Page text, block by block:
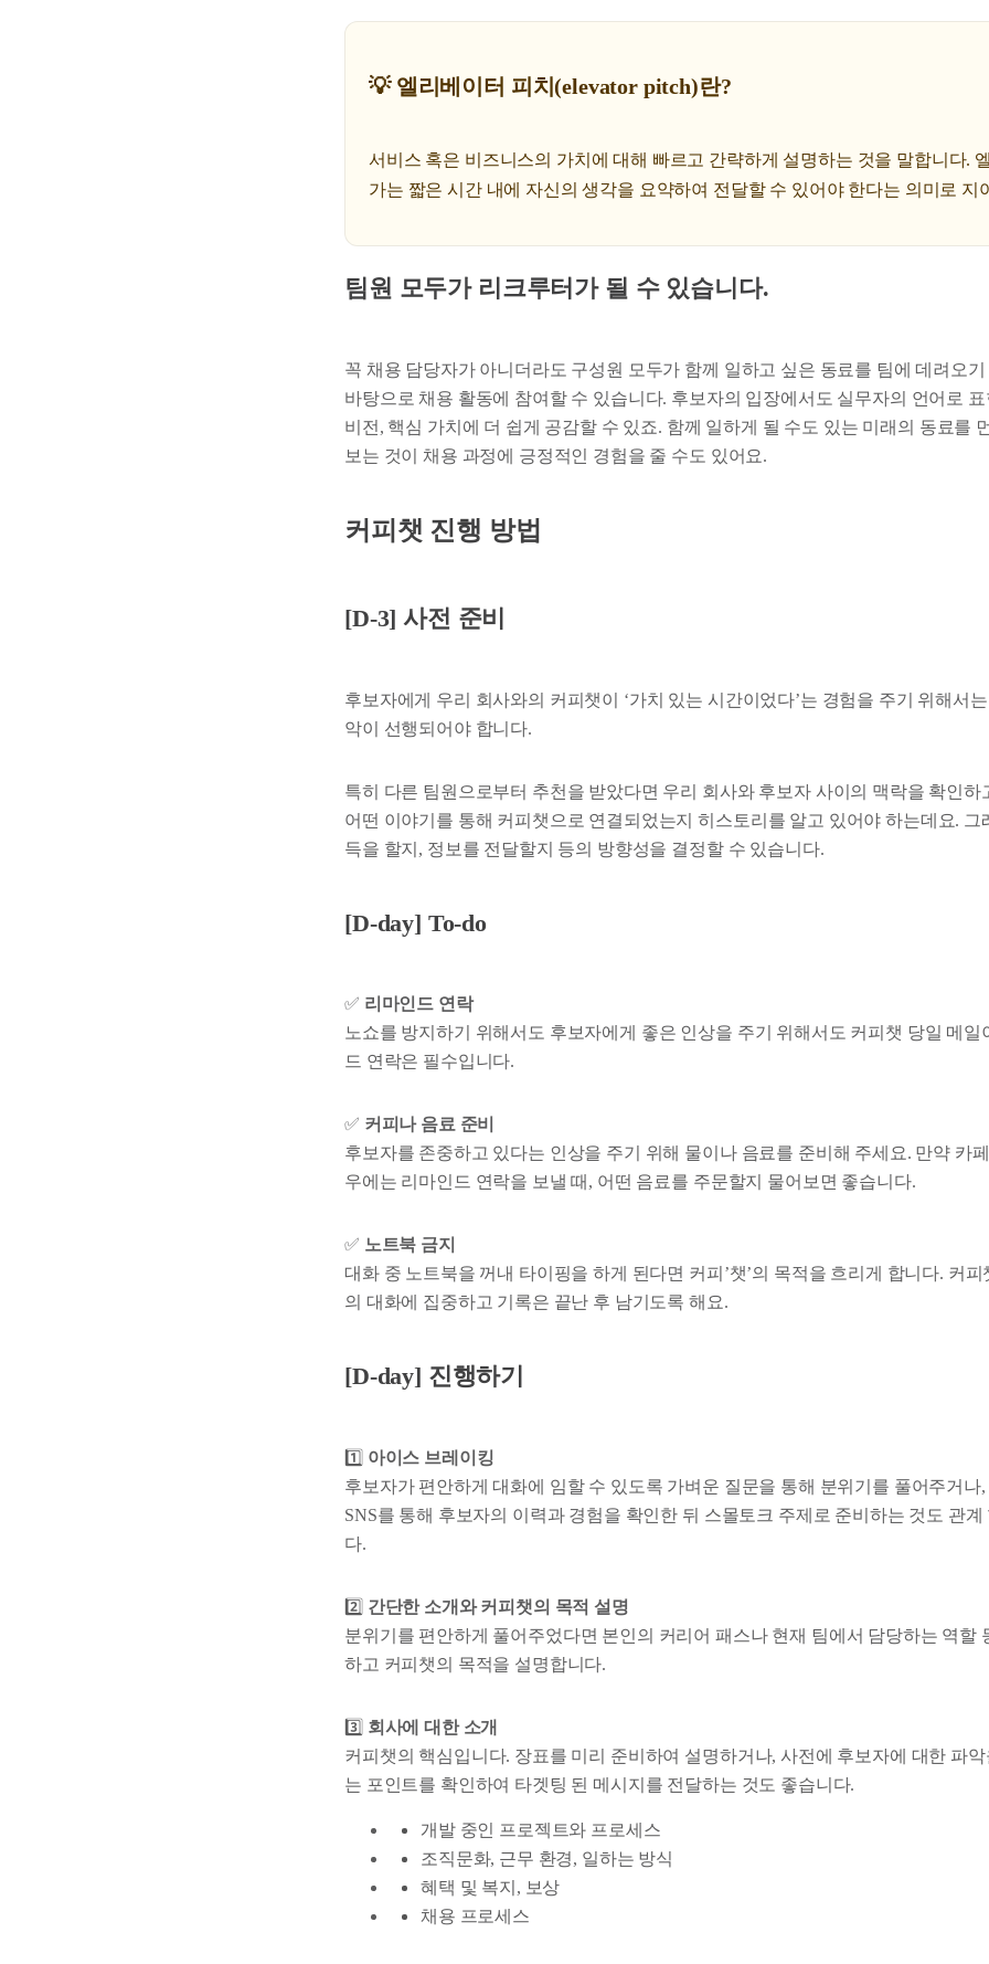
💡 엘리베이터 피치(elevator pitch)란?
서비스 혹은 비즈니스의 가치에 대해 빠르고 간략하게 설명하는 것을 말합니다.
가는 짧은 시간 내에 자신의 생각을 요약하여 전달할 수 있어야 한다는 의미로 지
팀원 모두가 리크루터가 될 수 있습니다.
꼭 채용 담당자가 아니더라도 구성원 모두가 함께 일하고 싶은 동료를 팀에 데려오
바탕으로 채용 활동에 참여할 수 있습니다. 후보자의 입장에서도 실무자의 언어로
비전, 핵심 가치에 더 쉽게 공감할 수 있죠. 함께 일하게 될 수도 있는 미래의 동료를
보는 것이 채용 과정에 긍정적인 경험을 줄 수도 있어요.
커피챗 진행 방법
[D-3] 사전 준비
후보자에게 우리 회사와의 커피챗이 ‘가치 있는 시간이었다’는 경험을 주기 위해서
악이 선행되어야 합니다.
특히 다른 팀원으로부터 추천을 받았다면 우리 회사와 후보자 사이의 맥락을 확인하
어떤 이야기를 통해 커피챗으로 연결되었는지 히스토리를 알고 있어야 하는데요. 그
득을 할지, 정보를 전달할지 등의 방향성을 결정할 수 있습니다.
[D-day] To-do
✅ 리마인드 연락
노쇼를 방지하기 위해서도 후보자에게 좋은 인상을 주기 위해서도 커피챗 당일 메일
드 연락은 필수입니다.
✅ 커피나 음료 준비
후보자를 존중하고 있다는 인상을 주기 위해 물이나 음료를 준비해 주세요. 만약 카
우에는 리마인드 연락을 보낼 때, 어떤 음료를 주문할지 물어보면 좋습니다.
✅ 노트북 금지
대화 중 노트북을 꺼내 타이핑을 하게 된다면 커피’챗’의 목적을 흐리게 합니다. 커
의 대화에 집중하고 기록은 끝난 후 남기도록 해요.
[D-day] 진행하기
1️⃣ 아이스 브레이킹
후보자가 편안하게 대화에 임할 수 있도록 가벼운 질문을 통해 분위기를 풀어주거나
SNS를 통해 후보자의 이력과 경험을 확인한 뒤 스몰토크 주제로 준비하는 것도 관
다.
2️⃣ 간단한 소개와 커피챗의 목적 설명
분위기를 편안하게 풀어주었다면 본인의 커리어 패스나 현재 팀에서 담당하는 역할
하고 커피챗의 목적을 설명합니다.
3️⃣ 회사에 대한 소개
커피챗의 핵심입니다. 장표를 미리 준비하여 설명하거나, 사전에 후보자에 대한 파
는 포인트를 확인하여 타겟팅 된 메시지를 전달하는 것도 좋습니다.
개발 중인 프로젝트와 프로세스
조직문화, 근무 환경, 일하는 방식
혜택 및 복지, 보상
채용 프로세스